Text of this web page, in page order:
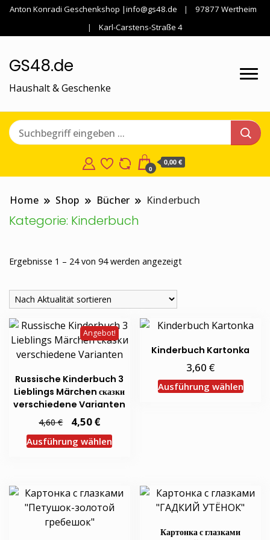
Anton Konradi Geschenkshop |info@gs48.de
97877 Wertheim
Karl-Carstens-Straße 4
GS48.de
Haushalt & Geschenke
0
0,00 €
Home Shop Bücher Kinderbuch
Kategorie: Kinderbuch
Ergebnisse 1 – 24 von 94 werden angezeigtNach
Angebot!
Russische Kinderbuch 3
Lieblings Märchen сказки
verschiedene Varianten
4,60€ Ursprünglicher
Preis
war:
4,60 €
4,50€Aktueller
Preis
ist:
4,50 €.
Ausführung wählenDieses
Varianten
auf.
Kinderbuch Kartonka
3,60€
Ausführung wählen
Картонка с глазками